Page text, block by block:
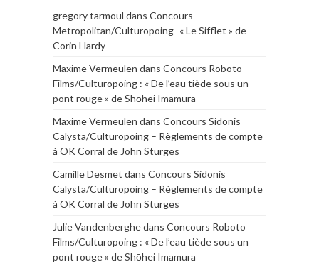
gregory tarmoul dans Concours
Metropolitan/Culturopoing -« Le Sifflet » de
Corin Hardy
Maxime Vermeulen dans Concours Roboto
Films/Culturopoing : « De l’eau tiède sous un
pont rouge » de Shōhei Imamura
Maxime Vermeulen dans Concours Sidonis
Calysta/Culturopoing – Règlements de compte
à OK Corral de John Sturges
Camille Desmet dans Concours Sidonis
Calysta/Culturopoing – Règlements de compte
à OK Corral de John Sturges
Julie Vandenberghedans Concours Roboto
Films/Culturopoing : « De l’eau tiède sous un
pont rouge » de Shōhei Imamura